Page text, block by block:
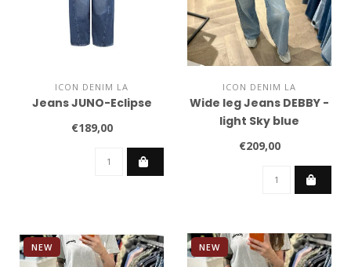
ICON DENIM LA
Jeans JUNO-Eclipse
€189,00
ICON DENIM LA
Wide leg Jeans DEBBY -
light Sky blue
€209,00
NEW NEW